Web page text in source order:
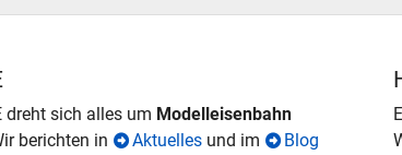
dreht sich alles um Modelleisenbahn
berichten in Aktuelles und im
Blog